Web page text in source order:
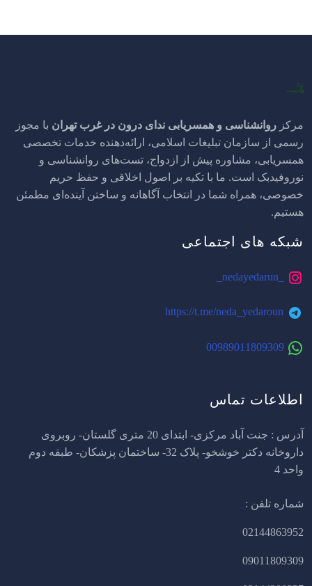
مرکز روانشناسی و همسریابی ندای درون در غرب تهران با مجوز
رسمی از سازمان تبلیغات اسلامی، ارائه‌دهنده خدمات تخصصی
همسریابی، مشاوره پیش از ازدواج، تست‌های روانشناسی و
نوروفیدبک است. ما با تکیه بر اصول اخلاقی و حفظ حریم
خصوصی، همراه شما در انتخاب آگاهانه و ساختن آینده‌ای مطمئن
هستیم.
شبکه های اجتماعی
https://t.me/neda_yedaroun
00989011809309
اطلاعات تماس
آدرس : جنت آباد مرکزی- ابتدای 20 متری گلستان- روبروی
داروخانه دکتر خوشخو- پلاک 32- ساختمان پزشکان- طبقه دوم
واحد 4
شماره تلفن :
02144863952
09011809309